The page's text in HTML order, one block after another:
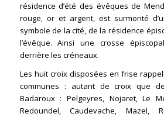
résidence d’été des évêques de
rouge, or et argent, est surmonté
symbole de la cité, de la résidence
l’évêque. Ainsi une crosse
derrière les créneaux.
Les huit croix disposées en frise
communes : autant de croix que
Badaroux : Pelgeyres, Nojaret, Le
Redoundel, Caudevache, Mazel,